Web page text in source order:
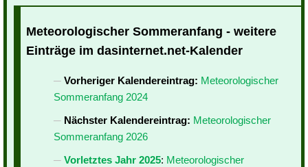
Meteorologischer Sommeranfang - weitere
Einträge im dasinternet.net-Kalender
Vorheriger Kalendereintrag: Meteorologischer
Sommeranfang 2024
Nächster Kalendereintrag: Meteorologischer
Sommeranfang 2026
Vorletztes Jahr 2025: Meteorologischer